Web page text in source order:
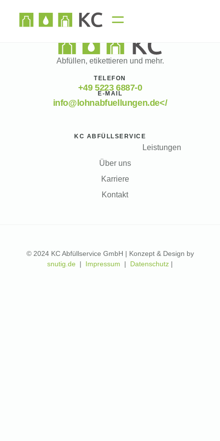
Abfüllen, etikettieren und mehr.
TELEFON
+49 5223 6887-0
E-MAIL
info@lohnabfuellungen.de</
KC ABFÜLLSERVICE
Leistungen
Über uns
Karriere
Kontakt
© 2024 KC Abfüllservice GmbH | Konzept & Design by
snutig.de | Impressum | Datenschutz |